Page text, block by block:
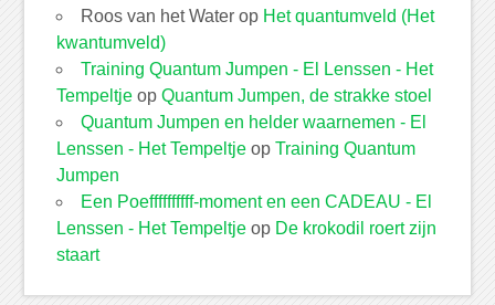
Roos van het Waterop Het quantumveld (Het
kwantumveld)
Training Quantum Jumpen - El Lenssen - Het
Tempeltjeop Quantum Jumpen, de strakke stoel
Quantum Jumpen en helder waarnemen - El
Lenssen - Het Tempeltjeop Training Quantum
Jumpen
Een Poeffffffffff-moment en een CADEAU - El
Lenssen - Het Tempeltjeop De krokodil roert zijn
staart